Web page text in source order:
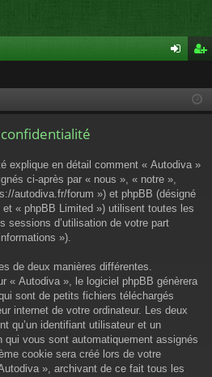
cri
explique en détail comment « Autodiva »
ci-après par « nous », « notre »,
autodiva.fr/forum ») et phpBB (désigné
« phpBB Limited ») utilisent toutes les
sessions d’utilisation de votre part
»).
de deux manières différentes.
« Autodiva », le logiciel phpBB génèrera
sont de petits fichiers téléchargés
internet de votre ordinateur. Les deux
qu’un identifiant utilisateur et un
qui vous sont automatiquement assignés
cookie sera créé lors de votre
», archivant de ce fait tous les